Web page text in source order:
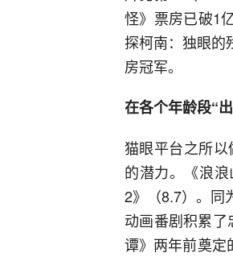
怪》票房已破1
探柯南：独眼的
房冠军。
在各个年龄段“
猫眼平台之所以
的潜力。《浪
2》（8.7）。同
动画番剧积累
谭》两年前奠定